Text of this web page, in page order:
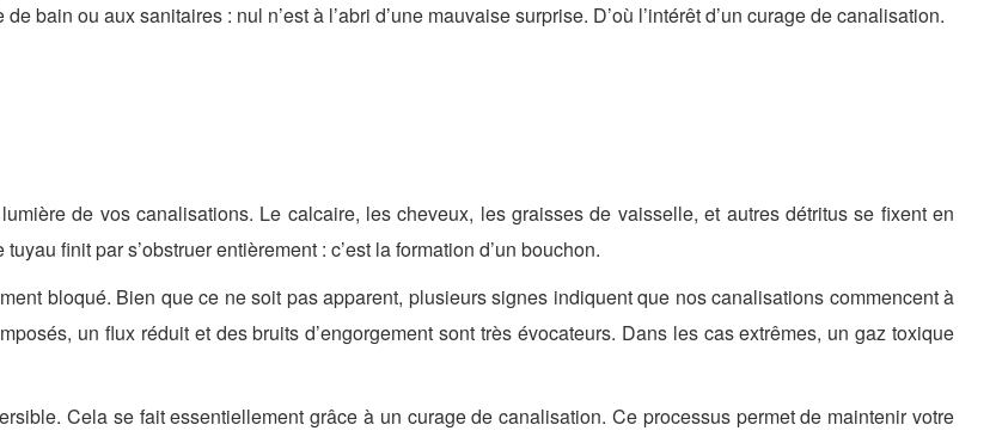
bain ou aux sanitaires : nul n’est à l’abri d’une mauvaise surprise. D’où l’intérêt d’un curage de canalisation.
de vos canalisations. Le calcaire, les cheveux, les graisses de vaisselle, et autres détritus se fixent en
finit par s’obstruer entièrement : c’est la formation d’un bouchon.
bloqué. Bien que ce ne soit pas apparent, plusieurs signes indiquent que nos canalisations commencent à
un flux réduit et des bruits d’engorgement sont très évocateurs. Dans les cas extrêmes, un gaz toxique
Cela se fait essentiellement grâce à un curage de canalisation. Ce processus permet de maintenir votre